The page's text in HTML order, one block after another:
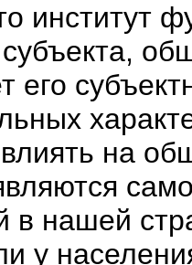
институт
его
на
в нашей
у